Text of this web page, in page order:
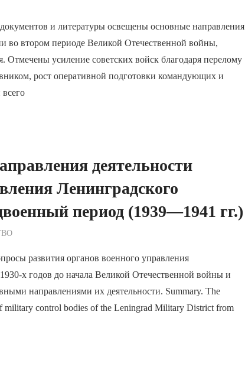
и литературы освещены основные направления
во втором периоде Великой Отечественной войны,
усиление советских войск благодаря перелому
рост оперативной подготовки командующих и
деятельности
Ленинградского
период (1939—1941 гг.)
развития органов военного управления
х годов до начала Великой Отечественной войны и
направлениями их деятельности. Summary. The
military control bodies of the Leningrad Military District from